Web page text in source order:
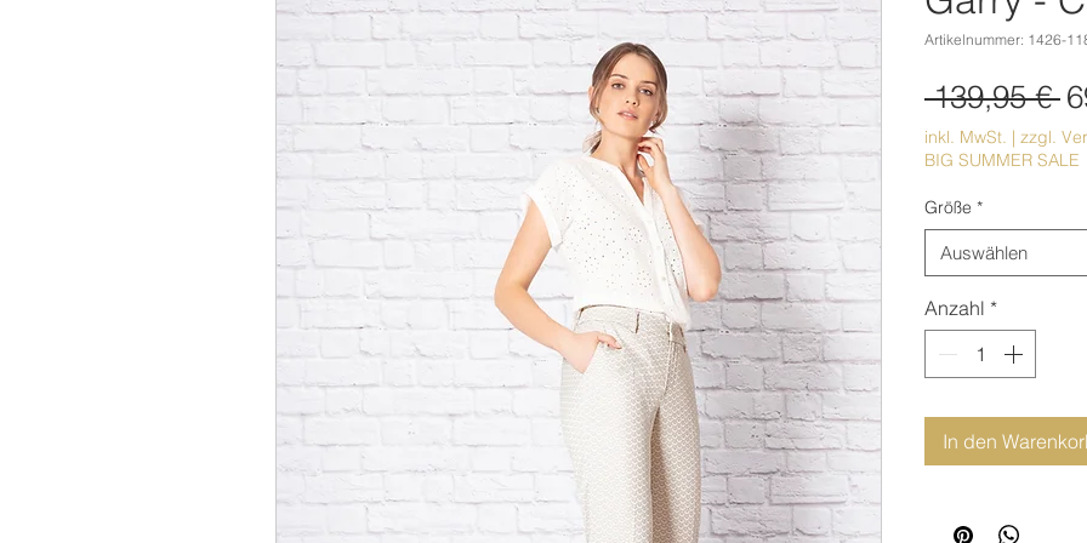
Artikelnummer: 1426-
139,95 €
inkl. MwSt. | zzgl.
BIG SUMMER SALE
Größe *
Auswählen
Anzahl *
In den